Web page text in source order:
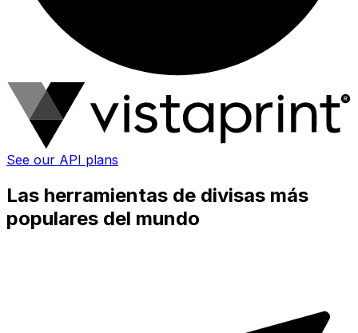
See our API plans
Las herramientas de divisas más
populares del mundo